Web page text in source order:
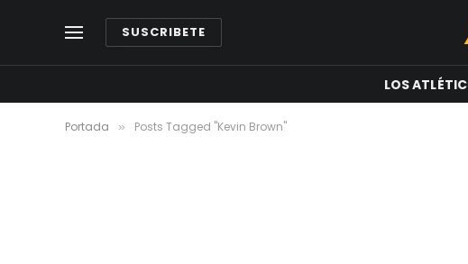
SUSCRIBETE
LOS
Portada » Posts Tagged "Kevin Brown"